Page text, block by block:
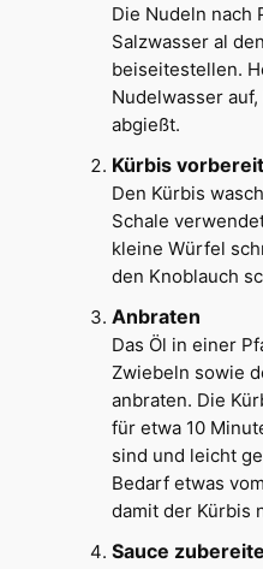
Die Nudeln nach
Salzwasser al
beiseitestellen.
Nudelwasser
abgießt.
Kürbis
Den Kürbis
Schale
kleine Würfel
den Knoblauch
Anbraten
Das Öl in einer
Zwiebeln sowie
anbraten. Die
für etwa 10
sind und leicht
Bedarf etwas
damit der Kürbis
Sauce